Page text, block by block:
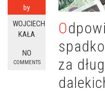
by
WOJCIECH
KAŁA
NO
COMMENTS
Odpowiedzialność
za